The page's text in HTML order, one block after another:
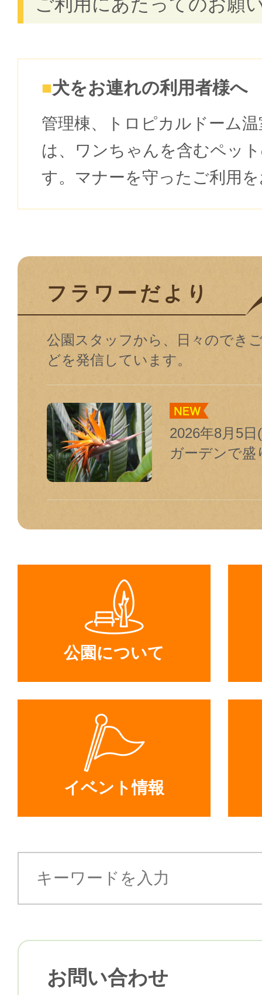
犬をお連れの利用者様へ
管理棟、トロピカルドーム
は、ワンちゃんを含むペッ
す。マナーを守ったご利用
フラワーだより
公園スタッフから、日々のでき
どを発信しています。
2026年8月5
ガーデンで盛
公園について
イベント情報
お問い合わせ